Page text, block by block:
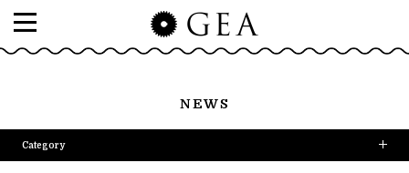
NEWS
Category